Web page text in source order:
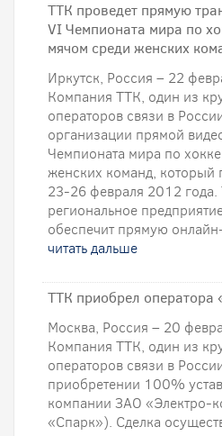
ТТК проведет прямую
VI Чемпионата мира по
мячом среди женских
Иркутск, Россия – 22
Компания ТТК, один из
операторов связи в
организации прямой
Чемпионата мира по
женских команд, который
23-26 февраля 2012
региональное
обеспечит прямую
читать дальше
ТТК приобрел оператора
Москва, Россия – 20
Компания ТТК, один из
операторов связи в
приобретении 100%
компании ЗАО «Электро-
«Спарк»). Сделка